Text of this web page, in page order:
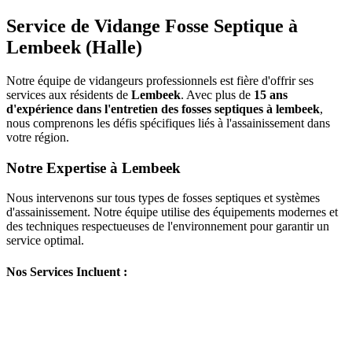
Service de Vidange Fosse Septique à
Lembeek (Halle)
Notre équipe de vidangeurs professionnels est fière d'offrir ses
services aux résidents de Lembeek. Avec plus de 15 ans
d'expérience dans l'entretien des fosses septiques à lembeek,
nous comprenons les défis spécifiques liés à l'assainissement dans
votre région.
Notre Expertise à Lembeek
Nous intervenons sur tous types de fosses septiques et systèmes
d'assainissement. Notre équipe utilise des équipements modernes et
des techniques respectueuses de l'environnement pour garantir un
service optimal.
Nos Services Incluent :